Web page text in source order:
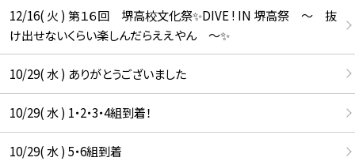
12/16( 火 ) 第１６回 堺高校文化祭✨DIVE ! IN 堺高祭 ～ 抜
け出せないくらい楽しんだらええやん ～✨
10/29( 水 ) ありがとうございました
10/29( 水 ) 1・2・3・4組到着！
10/29( 水 ) 5・6組到着